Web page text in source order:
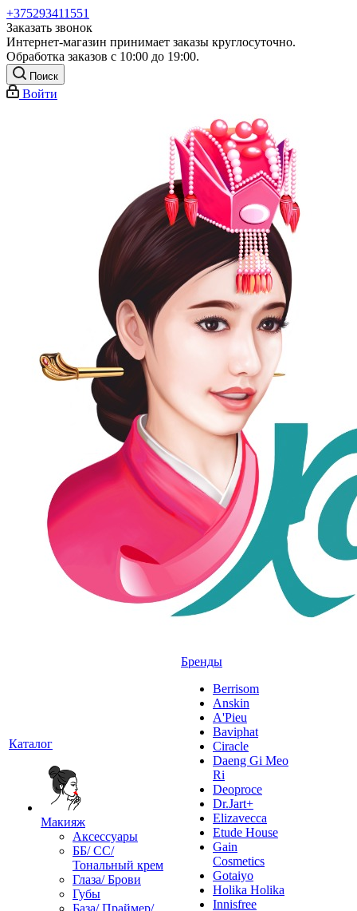
+375293411551
Заказать звонок
Интернет-магазин принимает заказы круглосуточно.
Обработка заказов с 10:00 до 19:00.
Поиск
Войти
Каталог
Макияж
Аксессуары
ББ/ СС/
Тональный крем
Глаза/ Брови
Губы
База/ Праймер/
Бренды
Berrisom
Anskin
A'Pieu
Baviphat
Ciracle
Daeng Gi Meo
Ri
Deoproce
Dr.Jart+
Elizavecca
Etude House
Gain
Cosmetics
Gotaiyo
Holika Holika
Innisfree